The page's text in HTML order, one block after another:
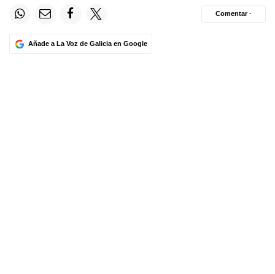
Añade a La Voz de Galicia en Google
Comentar ·